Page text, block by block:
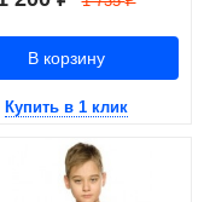
В корзину
Купить в 1 клик